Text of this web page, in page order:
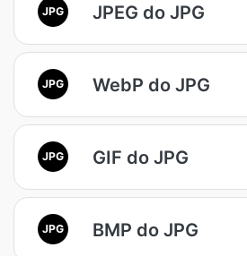
JPG JPEG do JPG
JPG WebP do JPG
JPG GIF do JPG
JPG BMP do JPG